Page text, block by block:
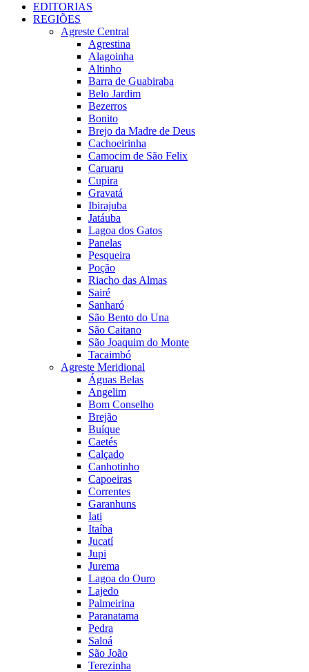
EDITORIAS
REGIÕES
Agreste Central
Agrestina
Alagoinha
Altinho
Barra de Guabiraba
Belo Jardim
Bezerros
Bonito
Brejo da Madre de Deus
Cachoeirinha
Camocim de São Felix
Caruaru
Cupira
Gravatá
Ibirajuba
Jatáuba
Lagoa dos Gatos
Panelas
Pesqueira
Poção
Riacho das Almas
Sairé
Sanharó
São Bento do Una
São Caitano
São Joaquim do Monte
Tacaimbó
Agreste Meridional
Águas Belas
Angelim
Bom Conselho
Brejão
Buíque
Caetés
Calçado
Canhotinho
Capoeiras
Correntes
Garanhuns
Iati
Itaíba
Jucatí
Jupi
Jurema
Lagoa do Ouro
Lajedo
Palmeirina
Paranatama
Pedra
Saloá
São João
Terezinha